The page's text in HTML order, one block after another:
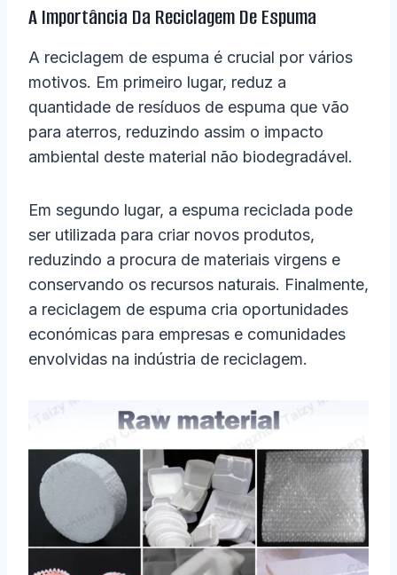
A Importância Da Reciclagem De Espuma
A reciclagem de espuma é crucial por vários
motivos. Em primeiro lugar, reduz a
quantidade de resíduos de espuma que vão
para aterros, reduzindo assim o impacto
ambiental deste material não biodegradável.
Em segundo lugar, a espuma reciclada pode
ser utilizada para criar novos produtos,
reduzindo a procura de materiais virgens e
conservando os recursos naturais. Finalmente,
a reciclagem de espuma cria oportunidades
económicas para empresas e comunidades
envolvidas na indústria de reciclagem.